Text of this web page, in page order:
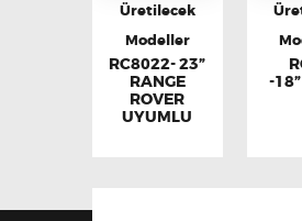
Üretilecek
Modeller
RC8022- 23”
RANGE
ROVER
UYUMLU
-